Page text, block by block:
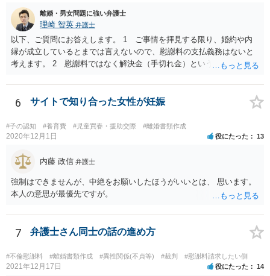
離婚・男女問題に強い弁護士
理崎 智英 弁護士
以下、ご質問にお答えします。 1 ご事情を拝見する限り、婚約や内
縁が成立しているとまでは言えないので、慰謝料の支払義務はないと
考えます。 2 慰謝料ではなく解決金（手切れ金）という名目で数十
うに合意書を取り交わす必要はあると思います。 4 合意書を取り交
わし、その中で精算条項（一切の債権債務のないことを確認する）を
6 サイトで知り合った女性が妊娠
#子の認知 #養育費 #児童買春・援助交際 #離婚書類作成
2020年12月1日 役にたった 13
内藤 政信 弁護士
強制はできませんが、中絶をお願いしたほうがいいとは、 思います。
本人の意思が最優先ですが。
7 弁護士さん同士の話の進め方
#不倫慰謝料 #離婚書類作成 #異性関係(不貞等) #裁判 #慰謝料請求したい側
2021年12月17日 役にたった 14